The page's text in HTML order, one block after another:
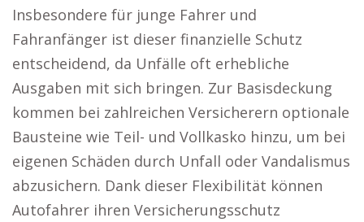
Insbesondere für junge Fahrer und
Fahranfänger ist dieser finanzielle Schutz
entscheidend, da Unfälle oft erhebliche
Ausgaben mit sich bringen. Zur Basisdeckung
kommen bei zahlreichen Versicherern optionale
Bausteine wie Teil- und Vollkasko hinzu, um bei
eigenen Schäden durch Unfall oder Vandalismus
abzusichern. Dank dieser Flexibilität können
Autofahrer ihren Versicherungsschutz